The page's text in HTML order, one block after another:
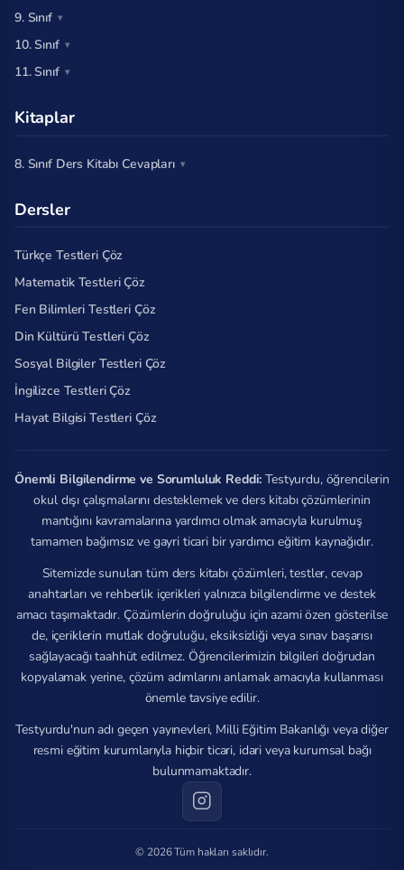
9. Sınıf
10. Sınıf
11. Sınıf
Kitaplar
8. Sınıf Ders Kitabı Cevapları
Dersler
Türkçe Testleri Çöz
Matematik Testleri Çöz
Fen Bilimleri Testleri Çöz
Din Kültürü Testleri Çöz
Sosyal Bilgiler Testleri Çöz
İngilizce Testleri Çöz
Hayat Bilgisi Testleri Çöz
Önemli Bilgilendirme ve Sorumluluk Reddi: Testyurdu, öğrencilerin
okul dışı çalışmalarını desteklemek ve ders kitabı çözümlerinin
mantığını kavramalarına yardımcı olmak amacıyla kurulmuş
tamamen bağımsız ve gayri ticari bir yardımcı eğitim kaynağıdır.
Sitemizde sunulan tüm ders kitabı çözümleri, testler, cevap
anahtarları ve rehberlik içerikleri yalnızca bilgilendirme ve destek
amacı taşımaktadır. Çözümlerin doğruluğu için azami özen gösterilse
de, içeriklerin mutlak doğruluğu, eksiksizliği veya sınav başarısı
sağlayacağı taahhüt edilmez. Öğrencilerimizin bilgileri doğrudan
kopyalamak yerine, çözüm adımlarını anlamak amacıyla kullanması
önemle tavsiye edilir.
Testyurdu'nun adı geçen yayınevleri, Milli Eğitim Bakanlığı veya diğer
resmi eğitim kurumlarıyla hiçbir ticari, idari veya kurumsal bağı
bulunmamaktadır.
© 2026 Tüm hakları saklıdır.